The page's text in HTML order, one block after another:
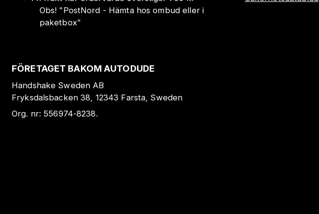
Obs! "PostNord - Hämta hos ombud eller i
paketbox"
FÖRETAGET BAKOM AUTODUDE
Handshake Sweden AB
Fryksdalsbacken 38, 12343 Farsta, Sweden
Org. nr: 556974-8238.